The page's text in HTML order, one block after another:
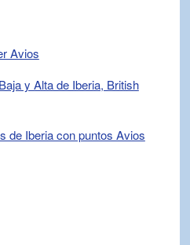
Avios
y Alta de Iberia, British
de Iberia con puntos Avios